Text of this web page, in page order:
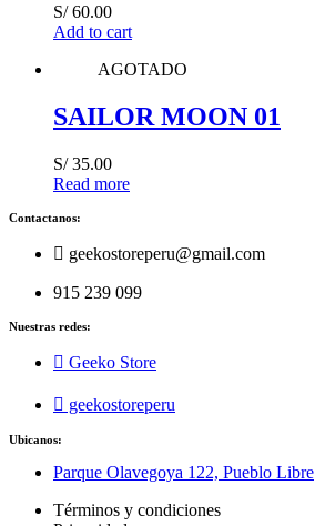
S/60.00
Add to cart
AGOTADO
SAILOR MOON 01
S/35.00
Read more
Contactanos:
geekostoreperu@gmail.com
915 239 099
Nuestras redes:
Geeko Store
geekostoreperu
Ubicanos:
Parque Olavegoya 122, Pueblo Libre
Términos y condiciones